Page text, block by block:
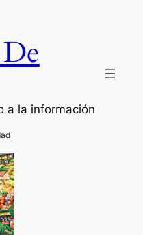
a la información